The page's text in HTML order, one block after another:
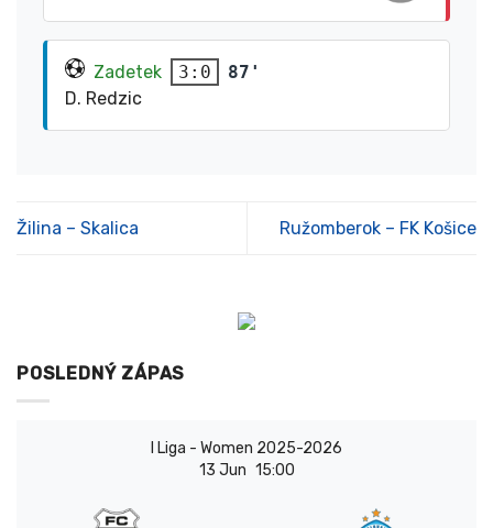
Zadetek 3:0
87'
D. Redzic
Žilina – Skalica Ružomberok – FK Košice
POSLEDNÝ ZÁPAS
I Liga - Women 2025-2026
13 Jun 15:00